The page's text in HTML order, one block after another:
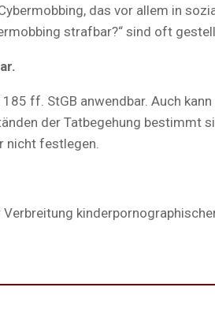
das vor allem in
strafbar?“ sind oft
ff. StGB anwendbar. Auch
der Tatbegehung bestimmt
nicht festlegen.